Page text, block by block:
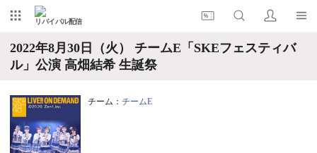
リバイバル配信
2022年8月30日（火） チームE「SKEフェスティバ
ル」公演 高畑結希 生誕祭
チーム： チームE